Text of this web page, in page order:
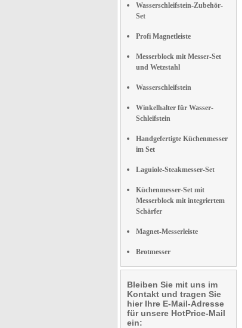
Wasserschleifstein-Zubehör-
Set
Profi Magnetleiste
Messerblock mit Messer-Set
und Wetzstahl
Wasserschleifstein
Winkelhalter für Wasser-
Schleifstein
Handgefertigte Küchenmesser
im Set
Laguiole-Steakmesser-Set
Küchenmesser-Set mit
Messerblock mit integriertem
Schärfer
Magnet-Messerleiste
Brotmesser
Bleiben Sie mit uns im
Kontakt und tragen Sie
hier Ihre E-Mail-Adresse
für unsere HotPrice-Mail
ein: